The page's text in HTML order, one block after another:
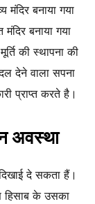
मंदिर बनाया गया
बनाया गया
की स्थापना की
देने वाला सपना
प्राप्त करते है।
अवस्था
दे सकता हैं।
हिसाब के उसका